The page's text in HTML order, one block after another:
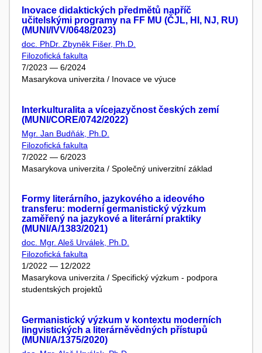
Inovace didaktických předmětů napříč
učitelskými programy na FF MU (ČJL, HI, NJ, RU)
(MUNI/IVV/0648/2023)
doc. PhDr. Zbyněk Fišer, Ph.D.
Filozofická fakulta
7/2023 — 6/2024
Masarykova univerzita / Inovace ve výuce
Interkulturalita a vícejazyčnost českých zemí
(MUNI/CORE/0742/2022)
Mgr. Jan Budňák, Ph.D.
Filozofická fakulta
7/2022 — 6/2023
Masarykova univerzita / Společný univerzitní základ
Formy literárního, jazykového a ideového
transferu: moderní germanistický výzkum
zaměřený na jazykové a literární praktiky
(MUNI/A/1383/2021)
doc. Mgr. Aleš Urválek, Ph.D.
Filozofická fakulta
1/2022 — 12/2022
Masarykova univerzita / Specifický výzkum - podpora
studentských projektů
Germanistický výzkum v kontextu moderních
lingvistických a literárněvědných přístupů
(MUNI/A/1375/2020)